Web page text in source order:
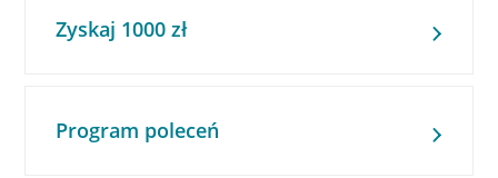
Zyskaj 1000 zł
Program poleceń